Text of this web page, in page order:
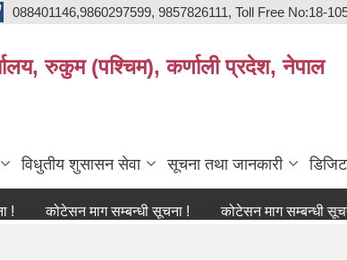
088401146,9860297599, 9857826111, Toll Free No:18-
रुकुम (पश्चिम), कर्णाली प्रदेश, नेपाल
विधुतीय शुसासन सेवा सूचना तथा जानकारी
माग सम्बन्धी सूचना ! कोटेसन माग सम्बन्धी सूचना !